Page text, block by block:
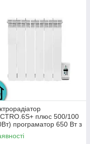
плюс 500/100
програматор 650 Вт з
кріпленнями